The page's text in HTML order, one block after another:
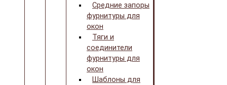
Средние запоры
фурнитуры для
окон
Тяги и
соединители
фурнитуры для
окон
Шаблоны для